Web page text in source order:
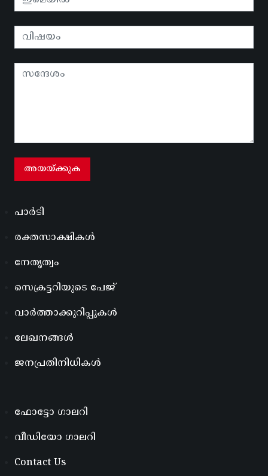
പാർടി
രക്തസാക്ഷികൾ
നേതൃത്വം
സെക്രട്ടറിയുടെ പേജ്
വാർത്താക്കുറിപ്പുകൾ
ലേഖനങ്ങൾ
ജനപ്രതിനിധികൾ
ഫോട്ടോ ഗാലറി
വീഡിയോ ഗാലറി
Contact Us